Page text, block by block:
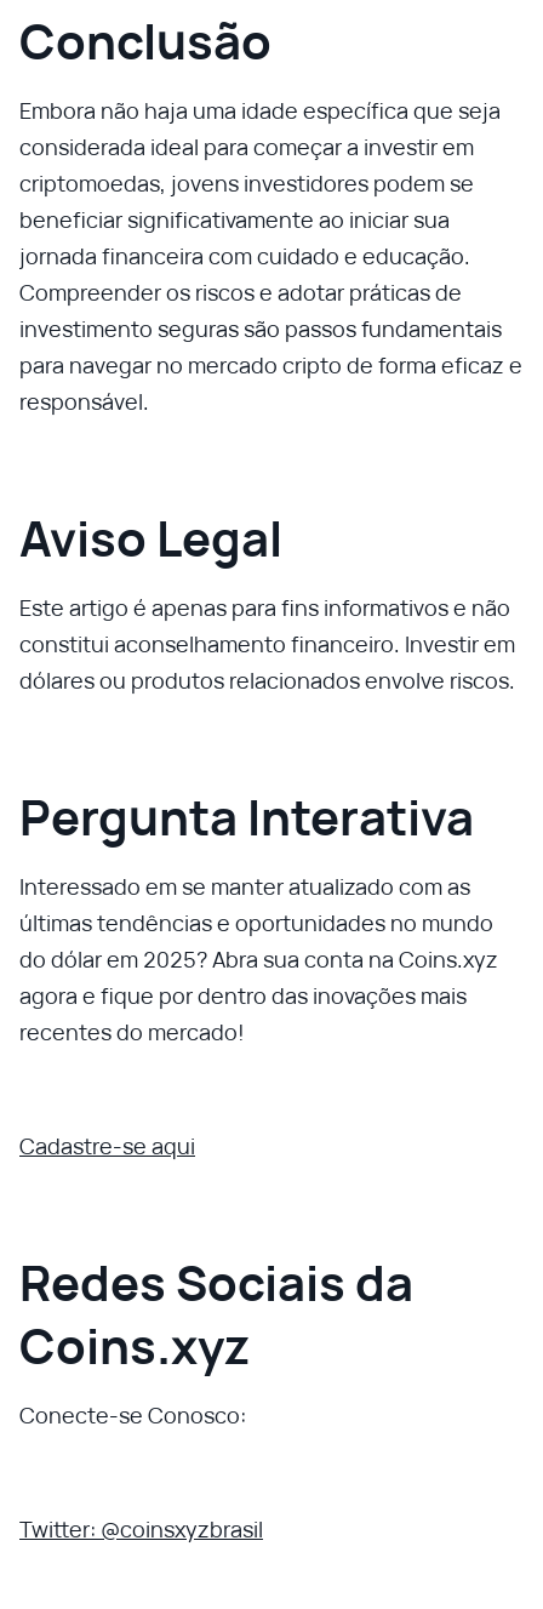
Conclusão
Embora não haja uma idade específica que seja
considerada ideal para começar a investir em
criptomoedas, jovens investidores podem se
beneficiar significativamente ao iniciar sua
jornada financeira com cuidado e educação.
Compreender os riscos e adotar práticas de
investimento seguras são passos fundamentais
para navegar no mercado cripto de forma eficaz e
responsável.
Aviso Legal
Este artigo é apenas para fins informativos e não
constitui aconselhamento financeiro. Investir em
dólares ou produtos relacionados envolve riscos.
Pergunta Interativa
Interessado em se manter atualizado com as
últimas tendências e oportunidades no mundo
do dólar em 2025? Abra sua conta na Coins.xyz
agora e fique por dentro das inovações mais
recentes do mercado!
Cadastre-se aqui
Redes Sociais da
Coins.xyz
Conecte-se Conosco:
Twitter: @coinsxyzbrasil